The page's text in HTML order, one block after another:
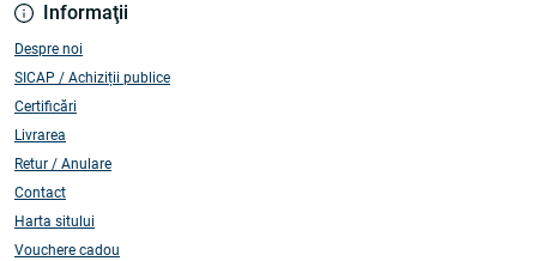
Informaţii
Despre noi
SICAP / Achiziții publice
Certificări
Livrarea
Retur / Anulare
Contact
Harta sitului
Vouchere cadou